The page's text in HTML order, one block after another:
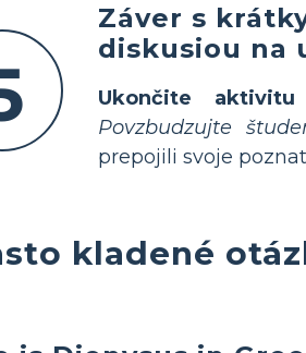
Záver s
diskusiou na
Ukončite
Povzbudzujte
prepojili svoje
kladené